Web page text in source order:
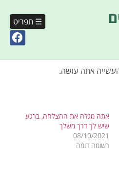
☰ תפריט
אתה עושה.
אתה מגלה את ההצלחה, ברגע
שיש לך דרך משלך
08/10/2021
רשומה דומה